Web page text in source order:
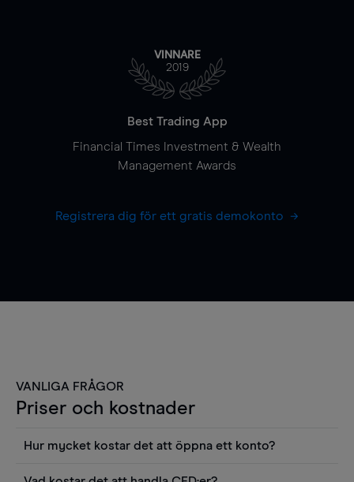
VINNARE
2019
Best Trading App
Financial Times Investment & Wealth
Management Awards
Registrera dig för ett gratis demokonto
VANLIGA FRÅGOR
Priser och kostnader
Hur mycket kostar det att öppna ett konto?